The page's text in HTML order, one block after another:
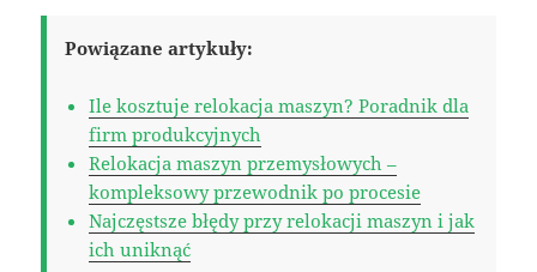
Powiązane artykuły:
Ile kosztuje relokacja maszyn? Poradnik dla
firm produkcyjnych
Relokacja maszyn przemysłowych –
kompleksowy przewodnik po procesie
Najczęstsze błędy przy relokacji maszyn i jak
ich uniknąć